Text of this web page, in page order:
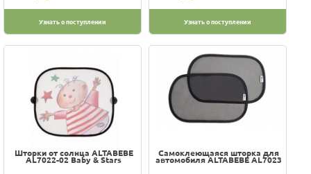
Узнать о поступлении Узнать о поступлении
Шторки от солнца ALTABEBE
AL7022-02 Baby & Stars
Самоклеющаяся шторка для
автомобиля ALTABEBE AL7023